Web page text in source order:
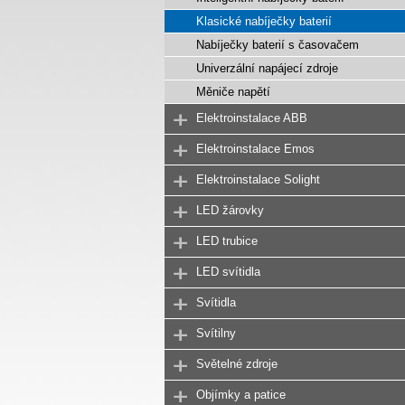
Klasické nabíječky baterií
Nabíječky baterií s časovačem
Univerzální napájecí zdroje
Měniče napětí
Elektroinstalace ABB
Elektroinstalace Emos
Elektroinstalace Solight
LED žárovky
LED trubice
LED svítidla
Svítidla
Svítilny
Světelné zdroje
Objímky a patice